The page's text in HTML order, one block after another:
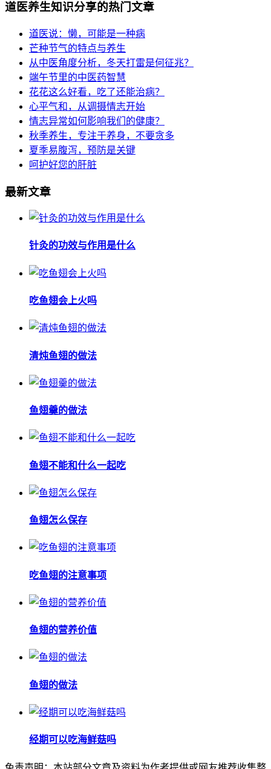
道医养生知识分享的热门文章
道医说：懒，可能是一种病
芒种节气的特点与养生
从中医角度分析，冬天打雷是何征兆？
端午节里的中医药智慧
花花这么好看，吃了还能治病？
心平气和，从调摄情志开始
情志异常如何影响我们的健康？
秋季养生，专注于养身，不要贪多
夏季易腹泻，预防是关键
呵护好您的肝脏
最新文章
针灸的功效与作用是什么
吃鱼翅会上火吗
清炖鱼翅的做法
鱼翅羹的做法
鱼翅不能和什么一起吃
鱼翅怎么保存
吃鱼翅的注意事项
鱼翅的营养价值
鱼翅的做法
经期可以吃海鲜菇吗